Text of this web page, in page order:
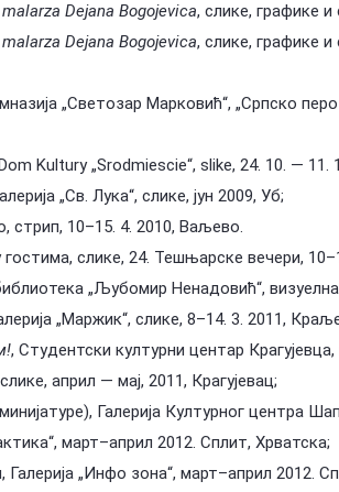
Dejana Bogojevica, слике, графике
Dejana Bogojevica, слике, графике и
„Светозар Марковић“, „Српско
Kultury „Srodmiescie“, slike, 24. 10. —
„Св. Лука“, слике, јун 2009, Уб;
стрип, 10–15. 4. 2010, Ваљево.
гостима, слике, 24. Тешњарске вечери,
„Љубомир Ненадовић“,
„Маржик“, слике, 8–14. 3. 2011,
, Студентски културни центар
април — мај, 2011, Крагујевац;
Галерија Културног центра
март–април 2012. Сплит, Хрватска;
Галерија „Инфо зона“, март–април 2012.